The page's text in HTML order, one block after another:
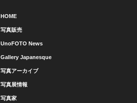
HOME
写真販売
UnoFOTO News
Gallery Japanesque
写真アーカイブ
写真展情報
写真家